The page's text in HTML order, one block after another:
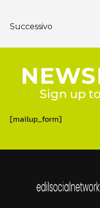
Successivo
Sign up
[mailup_form]